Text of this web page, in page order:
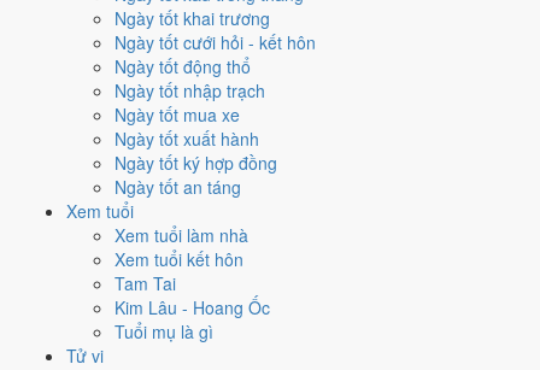
Ngày tốt khai trương
Ngày tốt cưới hỏi - kết hôn
Ngày tốt động thổ
Ngày tốt nhập trạch
Ngày tốt mua xe
Ngày tốt xuất hành
Ngày tốt ký hợp đồng
Ngày tốt an táng
Xem tuổi
Xem tuổi làm nhà
Xem tuổi kết hôn
Tam Tai
Kim Lâu - Hoang Ốc
Tuổi mụ là gì
Tử vi
phân biệt Hoàng Đạo - Hắc Đạo· Can Chi và Ngũ hành ngày
Điểm số tổng hợp từ Trực, Sao 28 Tú và Hoàng Đạo - Hắc Đạo.
sánh cả tháng
Nếu ngày 10/9/2026 không hợp
việc của bạn thì sao?
Lịch của bạn rơi đúng ngày 10/9 thì vẫn còn cách xoay. Hai việc bị
chấm thấp nhất hôm nay là
khảo) (4/10). Có3 cách hạ rủi ro
Coi việc vào giờ Hoàng Đạo trong chính ngày này.
Thìn (07h-09h)rơi đúng giờ hành chính nên dễ sắp xếp nhất
cho việc buộc phải làm đúng ngày 10/9/2026. Bảng đủ 6 giờ
Hoàng Đạo và 6 giờ Hắc Đạo nằm ngay mục kế tiếp.